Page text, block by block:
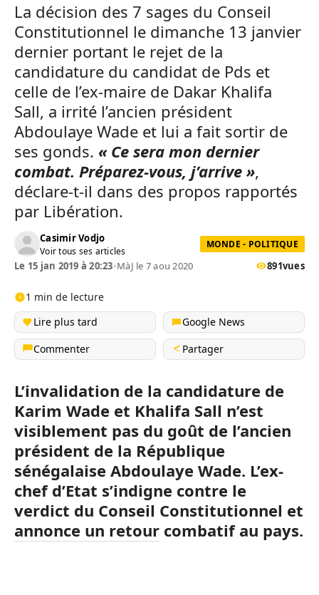
La décision des 7 sages du Conseil
Constitutionnel le dimanche 13 janvier
dernier portant le rejet de la
candidature du candidat de Pds et
celle de l’ex-maire de Dakar Khalifa
Sall, a irrité l’ancien président
Abdoulaye Wade et lui a fait sortir de
ses gonds. « Ce sera mon dernier
combat. Préparez-vous, j’arrive »,
déclare-t-il dans des propos rapportés
par Libération.
Casimir Vodjo
Voir tous ses articles
MONDE - POLITIQUE
Le 15 jan 2019 à 20:23•MàJ le 7 aou 2020 891vues
1 min de lecture
Lire plus tard
Google News
Commenter
Partager
L’invalidation de la candidature de
Karim Wade et Khalifa Sall n’est
visiblement pas du goût de l’ancien
président de la République
sénégalaise Abdoulaye Wade. L’ex-
chef d’Etat s’indigne contre le
verdict du Conseil Constitutionnel et
annonce un retour combatif au pays.